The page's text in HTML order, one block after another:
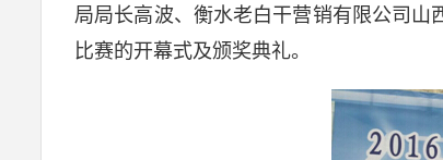
局局长高波、衡水老白干营销有限公司
比赛的开幕式及颁奖典礼。